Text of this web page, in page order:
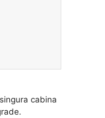
cabina